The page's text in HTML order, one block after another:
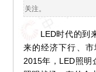
关注。
LED时代的到来
来的经济下行、
2015年，LED照明